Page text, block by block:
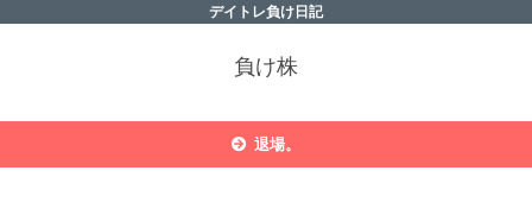
デイトレ負け日記
負け株
退場。